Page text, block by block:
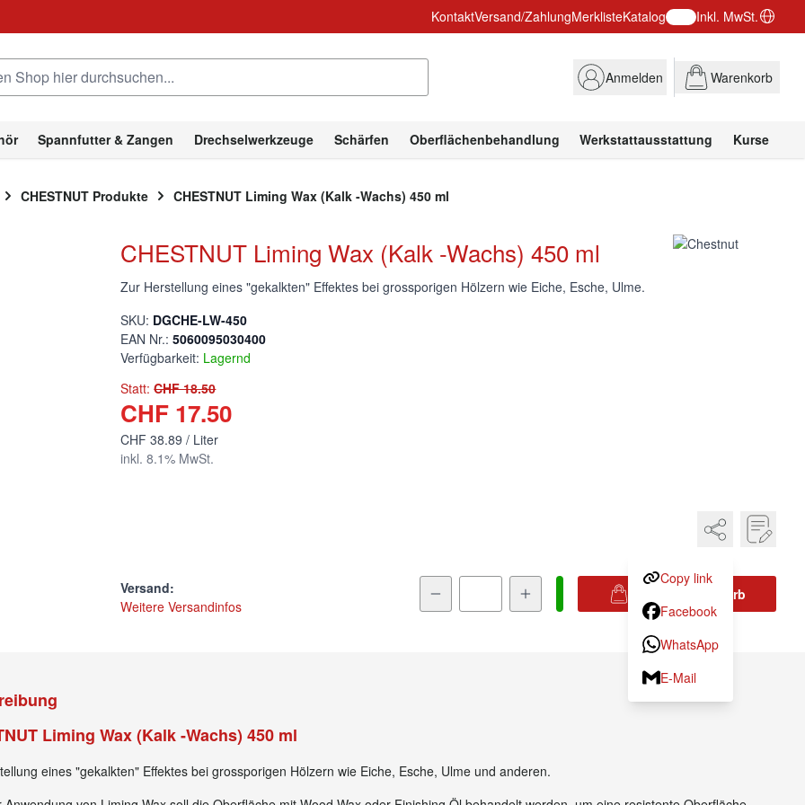
KontaktVersand/ZahlungMerklisteKatalog Inkl. MwSt.
Anmelden Warenkorb
Spannfutter & Zangen Drechselwerkzeuge Schärfen Oberflächenbehandlung Werkstattausstattung Kurse
CHESTNUT Produkte CHESTNUT Liming Wax (Kalk -Wachs) 450 ml
CHESTNUT Liming Wax (Kalk -Wachs) 450 ml
Zur Herstellung eines "gekalkten" Effektes bei grossporigen Hölzern wie Eiche, Esche, Ulme.
SKU: DGCHE-LW-450
EAN Nr.: 5060095030400
Verfügbarkeit: Lagernd
Statt: CHF 18.50
CHF 17.50
CHF 38.89 / Liter
inkl.8.1% MwSt.
Versand:
Weitere Versandinfos
Copy link
Facebook
WhatsApp
E-Mail
Menge
In den Warenkorb
Liming Wax (Kalk -Wachs) 450 ml
eines "gekalkten" Effektes bei grossporigen Hölzern wie Eiche, Esche, Ulme und anderen.